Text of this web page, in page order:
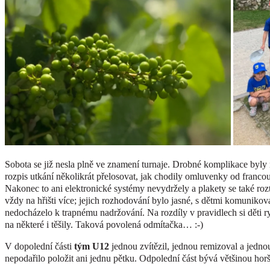
Sobota se již nesla plně ve znamení turnaje. Drobné komplikace
rozpis utkání několikrát přelosovat, jak chodily omluvenky od
Nakonec to ani elektronické systémy nevydržely a plakety se také
vždy na hřišti více; jejich rozhodování bylo jasné, s dětmi
nedocházelo k trapnému nadržování. Na rozdíly v pravidlech si děti
na některé i těšily. Taková povolená odmítačka… :-)
V dopolední části tým U12 jednou zvítězil, jednou remizoval a
nepodařilo položit ani jednu pětku. Odpolední část bývá většinou